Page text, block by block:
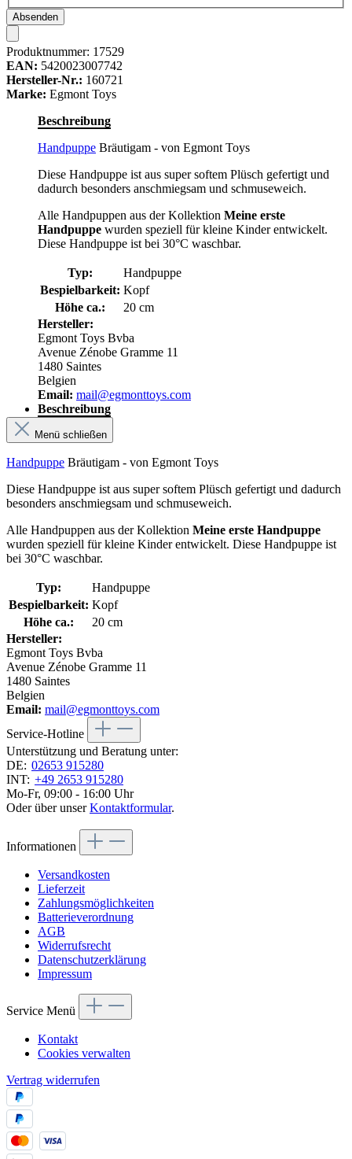
Absenden
Produktnummer: 17529
EAN: 5420023007742
Hersteller-Nr.: 160721
Marke: Egmont Toys
Beschreibung
Handpuppe Bräutigam - von Egmont Toys
Diese Handpuppe ist aus super softem Plüsch gefertigt und
dadurch besonders anschmiegsam und schmuseweich.
Alle Handpuppen aus der Kollektion Meine erste
Handpuppe wurden speziell für kleine Kinder entwickelt.
Diese Handpuppe ist bei 30°C waschbar.
Typ:
Handpuppe
Bespielbarkeit: Kopf
Höhe ca.:
20 cm
Hersteller:
Egmont Toys Bvba
Avenue Zénobe Gramme 11
1480 Saintes
Belgien
Email: mail@egmonttoys.com
Beschreibung
Menü schließen
Handpuppe Bräutigam - von Egmont Toys
Diese Handpuppe ist aus super softem Plüsch gefertigt und dadurch
besonders anschmiegsam und schmuseweich.
Alle Handpuppen aus der Kollektion Meine erste Handpuppe
wurden speziell für kleine Kinder entwickelt. Diese Handpuppe ist
bei 30°C waschbar.
Typ:
Handpuppe
Bespielbarkeit: Kopf
Höhe ca.:
20 cm
Hersteller:
Egmont Toys Bvba
Avenue Zénobe Gramme 11
1480 Saintes
Belgien
Email: mail@egmonttoys.com
Service-Hotline
Unterstützung und Beratung unter:
DE: 02653 915280
INT: +49 2653 915280
Mo-Fr, 09:00 - 16:00 Uhr
Oder über unserKontaktformular.
Informationen
Versandkosten
Lieferzeit
Zahlungsmöglichkeiten
Batterieverordnung
AGB
Widerrufsrecht
Datenschutzerklärung
Impressum
Service Menü
Kontakt
Cookies verwalten
Vertrag widerrufen